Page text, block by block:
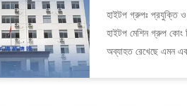
হাইটপ গ্রুপঃ প্রযুক্তি ও
হাইটপ মেশিন গ্রুপ কোং
অব্যাহত রেখেছে এমন